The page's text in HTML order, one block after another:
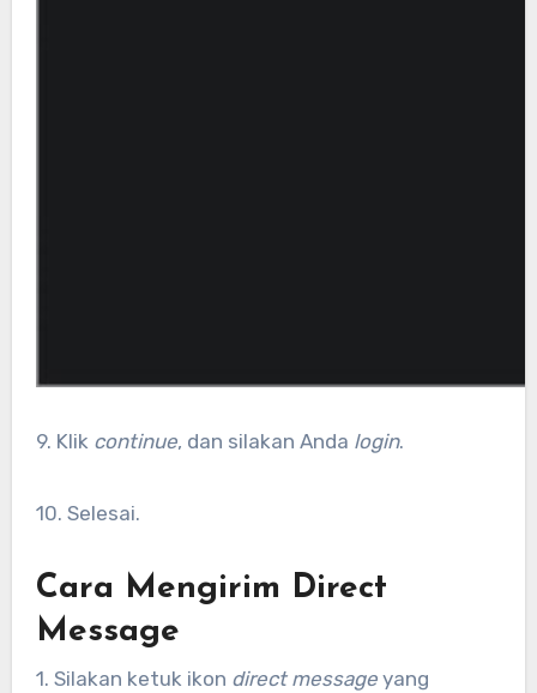
9. Klik continue, dan silakan Anda login.
10. Selesai.
Cara Mengirim Direct
Message
1. Silakan ketuk ikon direct messageyang